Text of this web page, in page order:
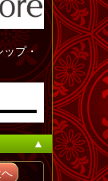
ップ・
▲